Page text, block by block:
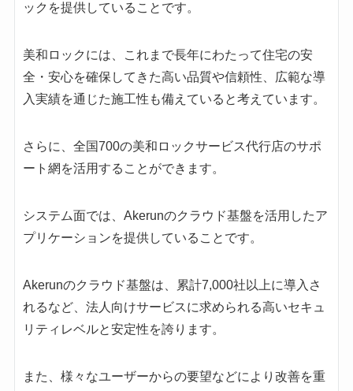
ックを提供していることです。
美和ロックには、これまで長年にわたって住宅の安
全・安心を確保してきた高い品質や信頼性、広範な導
入実績を通じた施工性も備えていると考えています。
さらに、全国700の美和ロックサービス代行店のサポ
ート網を活用することができます。
システム面では、Akerunのクラウド基盤を活用したア
プリケーションを提供していることです。
Akerunのクラウド基盤は、累計7,000社以上に導入さ
れるなど、法人向けサービスに求められる高いセキュ
リティレベルと安定性を誇ります。
また、様々なユーザーからの要望などにより改善を重